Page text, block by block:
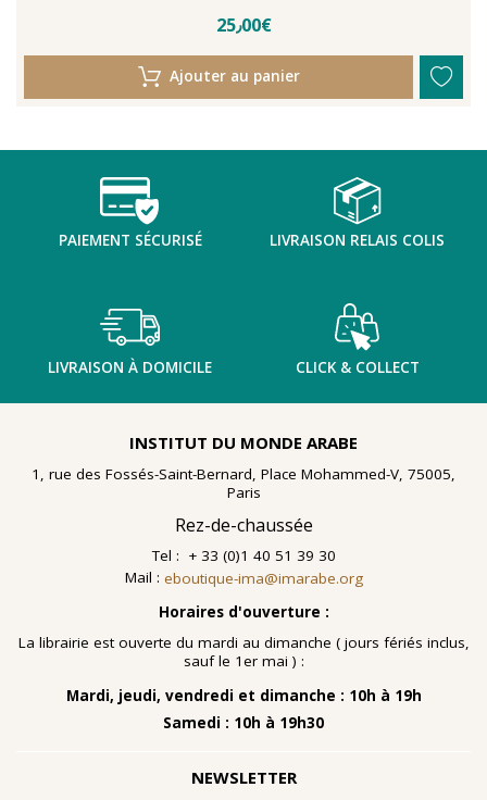
25٫00€
Ajouter au panier
PAIEMENT SÉCURISÉ LIVRAISON RELAIS COLIS
LIVRAISON À DOMICILE CLICK & COLLECT
INSTITUT DU MONDE ARABE
1, rue des Fossés-Saint-Bernard, Place Mohammed-V, 75005,
Paris
Rez-de-chaussée
Tel : + 33 (0)1 40 51 39 30
Mail : eboutique-ima@imarabe.org
Horaires d'ouverture :
La librairie est ouverte du mardi au dimanche ( jours fériés inclus,
sauf le 1er mai ) :
Mardi, jeudi, vendredi et dimanche : 10h à 19h
Samedi : 10h à 19h30
NEWSLETTER